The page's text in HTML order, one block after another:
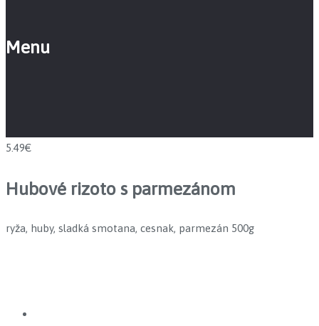
Menu
5.49€
Hubové rizoto s parmezánom
ryža, huby, sladká smotana, cesnak, parmezán 500g